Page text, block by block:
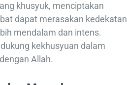
khusyuk, menciptakan
dapat merasakan kedekatan
mendalam dan intens.
kekhusyuan dalam
Allah.